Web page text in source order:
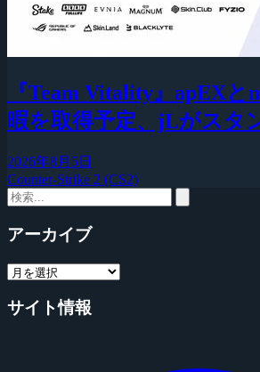
『Team Vitality』apEXと
暇を取得予定、jLがスタ
2026年8月5日
Counter-Strike 2 (CS2)
アーカイブ
サイト情報